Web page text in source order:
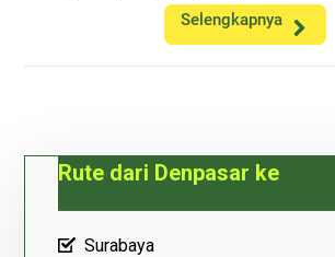
Selengkapnya
Rute dari Denpasar ke
Surabaya